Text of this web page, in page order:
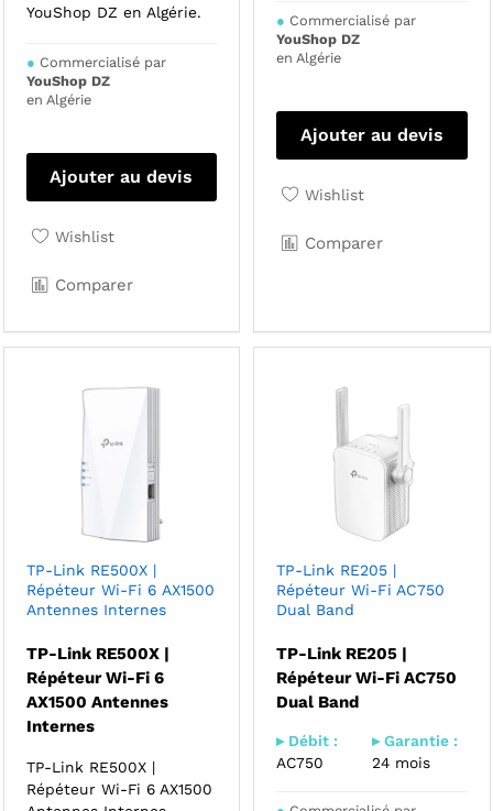
YouShop DZ en Algérie.
● Commercialisé par
YouShop DZ
en Algérie
Ajouter au devis
Wishlist
Comparer
● Commercialisé par
YouShop DZ
en Algérie
Ajouter au devis
Wishlist
Comparer
TP-Link RE500X |
Répéteur Wi-Fi 6 AX1500
Antennes Internes
TP-Link RE500X |
Répéteur Wi-Fi 6
AX1500 Antennes
Internes
TP-Link RE500X |
Répéteur Wi-Fi 6 AX1500
TP-Link RE205 |
Répéteur Wi-Fi AC750
Dual Band
TP-Link RE205 |
Répéteur Wi-Fi AC750
Dual Band
▸ Débit :
AC750
▸ Garantie :
24 mois